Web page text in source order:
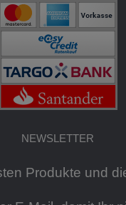
NEWSLETTER
Produkte und